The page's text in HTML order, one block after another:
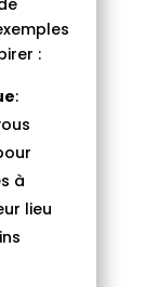
:
:
à
lieu